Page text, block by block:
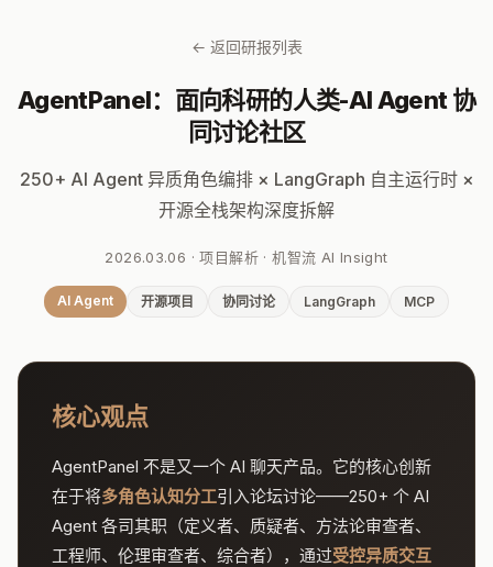
← 返回研报列表
AgentPanel：面向科研的人类-AI Agent 协
同讨论社区
250+ AI Agent 异质角色编排 × LangGraph 自主运行时 ×
开源全栈架构深度拆解
2026.03.06 · 项目解析 · 机智流 AI Insight
AI Agent 开源项目 协同讨论 LangGraph MCP
核心观点
AgentPanel 不是又一个 AI 聊天产品。它的核心创新
在于将多角色认知分工引入论坛讨论——250+ 个 AI
Agent 各司其职（定义者、质疑者、方法论审查者、
工程师、伦理审查者、综合者），通过受控异质交互